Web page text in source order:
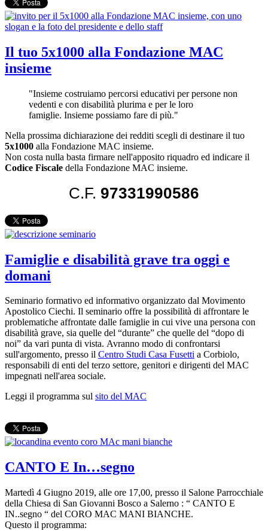
Il tuo 5x1000 alla Fondazione MAC
insieme
"Insieme costruiamo percorsi educativi per persone non
vedenti e con disabilità plurima e per le loro
famiglie. Insieme possiamo fare di più."
Nella prossima dichiarazione dei redditi scegli di destinare il tuo
5x1000 alla Fondazione MAC insieme.
Non costa nulla basta firmare nell'apposito riquadro ed indicare il
Codice Fiscale della Fondazione MAC insieme.
C.F. 97331990586
Famiglie e disabilità grave tra oggi e
domani
Seminario formativo ed informativo organizzato dal Movimento
Apostolico Ciechi. Il seminario offre la possibilità di affrontare le
problematiche affrontate dalle famiglie in cui vive una persona con
disabilità grave, sia quelle del “durante” che quelle del “dopo di
noi” da vari punta di vista. Avranno modo di confrontarsi
sull'argomento, presso il Centro Studi Casa Fusetti a Corbiolo,
responsabili di enti del terzo settore, genitori e dirigenti del MAC
impegnati nell'area sociale.
Leggi il programma sul sito del MAC
CANTO E In…segno
Martedì 4 Giugno 2019, alle ore 17,00, presso il Salone Parrocchiale
della Chiesa di San Giovanni Bosco a Salerno : “ CANTO E
IN..segno “ del CORO MAC MANI BIANCHE.
Questo il programma: